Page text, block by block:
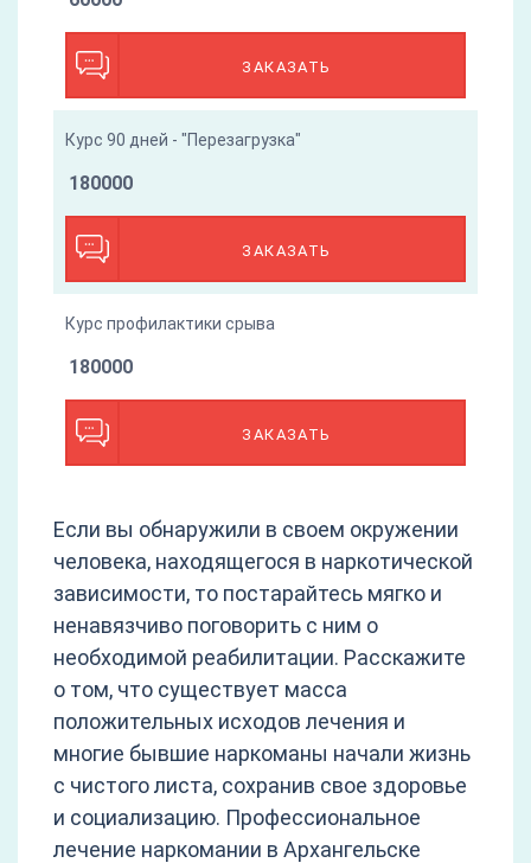
ЗАКАЗАТЬ
Курс 90 дней - "Перезагрузка"
ЗАКАЗАТЬ
180000
Курс профилактики срыва
ЗАКАЗАТЬ
180000
Если вы обнаружили в своем окружении
человека, находящегося в наркотической
зависимости, то постарайтесь мягко и
ненавязчиво поговорить с ним о
необходимой реабилитации. Расскажите
о том, что существует масса
положительных исходов лечения и
многие бывшие наркоманы начали жизнь
с чистого листа, сохранив свое здоровье
и социализацию. Профессиональное
лечение наркомании в Архангельске